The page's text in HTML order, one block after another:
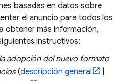
basadas en datos sobre
el anuncio para todos los
obtener más información,
instructivos:
adopción del nuevo formato
(descripción general